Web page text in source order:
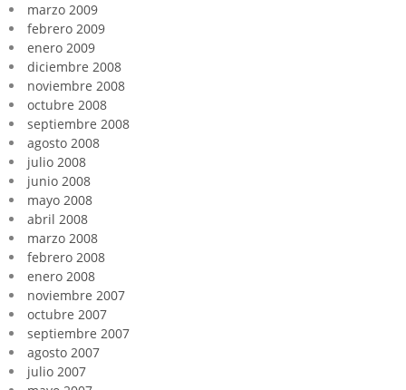
marzo 2009
febrero 2009
enero 2009
diciembre 2008
noviembre 2008
octubre 2008
septiembre 2008
agosto 2008
julio 2008
junio 2008
mayo 2008
abril 2008
marzo 2008
febrero 2008
enero 2008
noviembre 2007
octubre 2007
septiembre 2007
agosto 2007
julio 2007